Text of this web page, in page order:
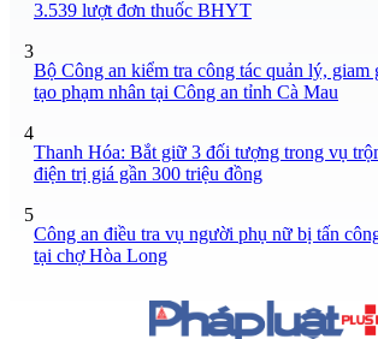
3.539 lượt đơn thuốc BHYT
3
Bộ Công an kiểm tra công tác quản lý, giam
tạo phạm nhân tại Công an tỉnh Cà Mau
4
Thanh Hóa: Bắt giữ 3 đối tượng trong vụ
điện trị giá gần 300 triệu đồng
5
Công an điều tra vụ người phụ nữ bị tấn
tại chợ Hòa Long